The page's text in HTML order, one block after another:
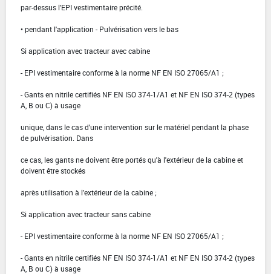
par-dessus l'EPI vestimentaire précité.
• pendant l'application - Pulvérisation vers le bas
Si application avec tracteur avec cabine
- EPI vestimentaire conforme à la norme NF EN ISO 27065/A1 ;
- Gants en nitrile certifiés NF EN ISO 374-1/A1 et NF EN ISO 374-2 (types
A, B ou C) à usage
unique, dans le cas d'une intervention sur le matériel pendant la phase
de pulvérisation. Dans
ce cas, les gants ne doivent être portés qu'à l'extérieur de la cabine et
doivent être stockés
après utilisation à l'extérieur de la cabine ;
Si application avec tracteur sans cabine
- EPI vestimentaire conforme à la norme NF EN ISO 27065/A1 ;
- Gants en nitrile certifiés NF EN ISO 374-1/A1 et NF EN ISO 374-2 (types
A, B ou C) à usage